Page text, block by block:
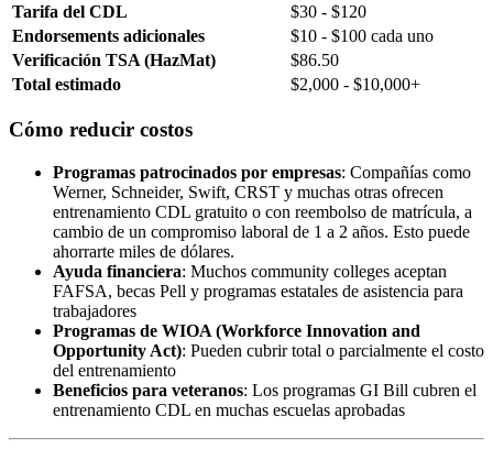
Tarifa del CDL
$30 - $120
Endorsements adicionales
$10 - $100 cada uno
Verificación TSA (HazMat)
$86.50
Total estimado
$2,000 - $10,000+
Cómo reducir costos
Programas patrocinados por empresas: Compañías como
Werner, Schneider, Swift, CRST y muchas otras ofrecen
entrenamiento CDL gratuito o con reembolso de matrícula, a
cambio de un compromiso laboral de 1 a 2 años. Esto puede
ahorrarte miles de dólares.
Ayuda financiera: Muchos community colleges aceptan
FAFSA, becas Pell y programas estatales de asistencia para
trabajadores
Programas de WIOA (Workforce Innovation and
Opportunity Act): Pueden cubrir total o parcialmente el costo
del entrenamiento
Beneficios para veteranos: Los programas GI Bill cubren el
entrenamiento CDL en muchas escuelas aprobadas